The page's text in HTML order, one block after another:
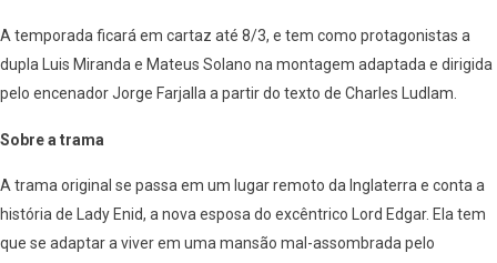
A temporada ficará em cartaz até 8/3, e tem como protagonistas a
dupla Luis Miranda e Mateus Solano na montagem adaptada e dirigida
pelo encenador Jorge Farjalla a partir do texto de Charles Ludlam.
Sobre a trama
A trama original se passa em um lugar remoto da Inglaterra e conta a
história de Lady Enid, a nova esposa do excêntrico Lord Edgar. Ela tem
que se adaptar a viver em uma mansão mal-assombrada pelo